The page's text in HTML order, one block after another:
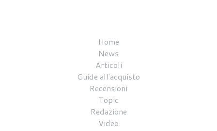
Home
News
Articoli
Guide all'acquisto
Recensioni
Topic
Redazione
Video